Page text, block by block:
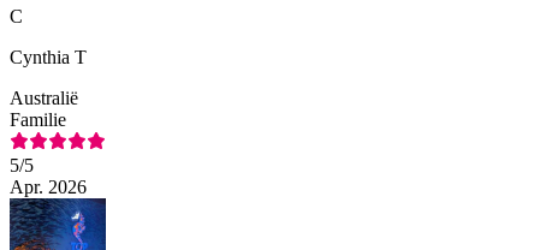
C
Cynthia T
Australië
Familie
5/5
Apr. 2026